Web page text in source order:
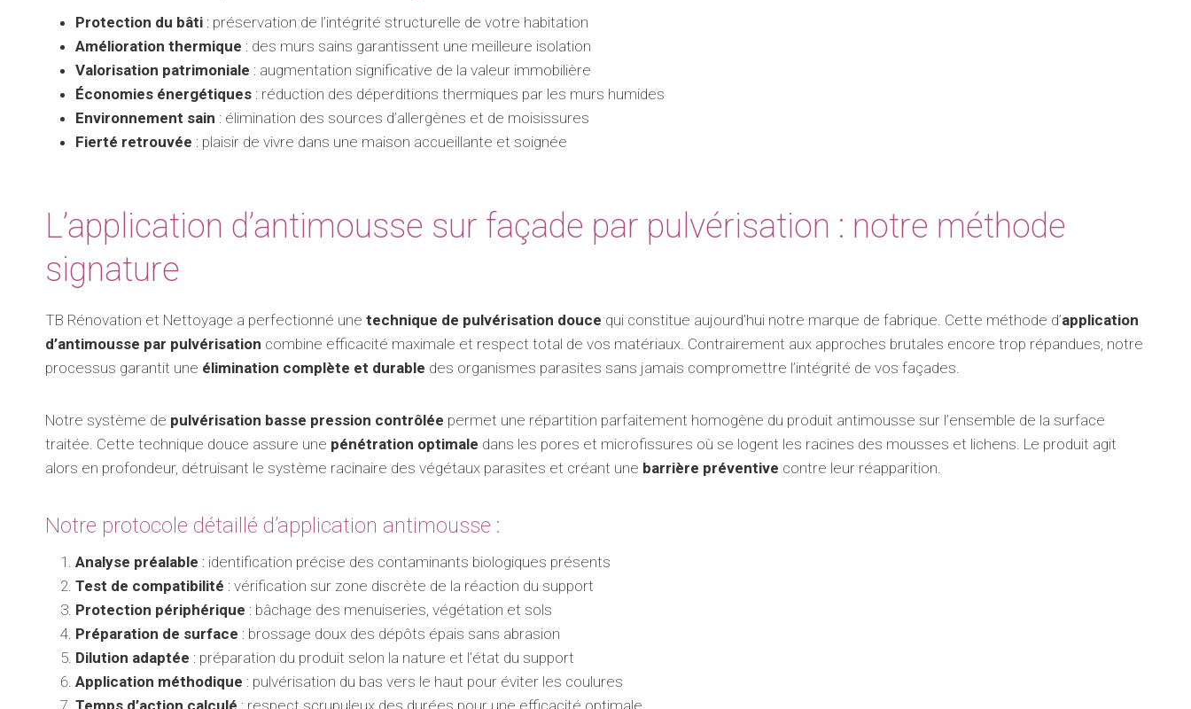
Protection du bâti : préservation de l’intégrité structurelle de votre habitation
Amélioration thermique : des murs sains garantissent une meilleure isolation
Valorisation patrimoniale : augmentation significative de la valeur immobilière
Économies énergétiques : réduction des déperditions thermiques par les murs humides
Environnement sain : élimination des sources d’allergènes et de moisissures
Fierté retrouvée : plaisir de vivre dans une maison accueillante et soignée
L’application d’antimousse sur façade par pulvérisation : notre méthode
signature
TB Rénovation et Nettoyage a perfectionné une technique de pulvérisation douce qui constitue aujourd’hui notre marque de fabrique. Cette méthode d’application
d’antimousse par pulvérisation combine efficacité maximale et respect total de vos matériaux. Contrairement aux approches brutales encore trop répandues, notre
processus garantit une élimination complète et durable des organismes parasites sans jamais compromettre l’intégrité de vos façades.
Notre système de pulvérisation basse pression contrôlée permet une répartition parfaitement homogène du produit antimousse sur l’ensemble de la surface
traitée. Cette technique douce assure une pénétration optimale dans les pores et microfissures où se logent les racines des mousses et lichens. Le produit agit
alors en profondeur, détruisant le système racinaire des végétaux parasites et créant une barrière préventive contre leur réapparition.
Notre protocole détaillé d’application antimousse :
Analyse préalable : identification précise des contaminants biologiques présents
Test de compatibilité : vérification sur zone discrète de la réaction du support
Protection périphérique : bâchage des menuiseries, végétation et sols
Préparation de surface : brossage doux des dépôts épais sans abrasion
Dilution adaptée : préparation du produit selon la nature et l’état du support
Application méthodique : pulvérisation du bas vers le haut pour éviter les coulures